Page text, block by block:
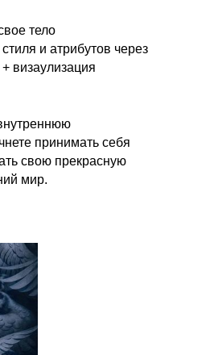
тело
и атрибутов через
визаулизация
принимать себя
свою прекрасную
мир.